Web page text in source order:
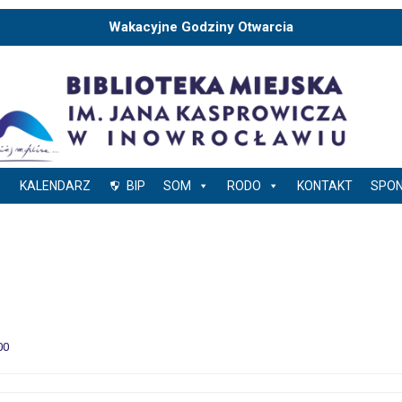
Wakacyjne Godziny Otwarcia
KALENDARZ BIP SOM RODO KONTAKT